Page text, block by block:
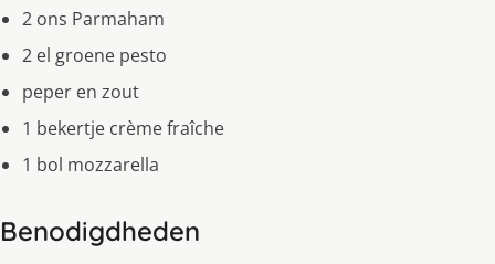
2 ons Parmaham
2 el groene pesto
peper en zout
1 bekertje crème fraîche
1 bol mozzarella
Benodigdheden